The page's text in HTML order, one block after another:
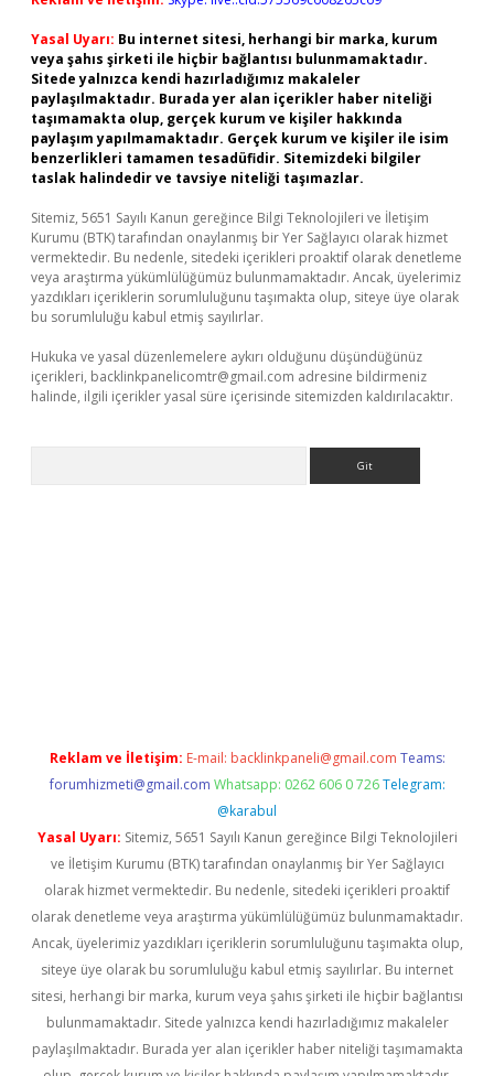
Yasal Uyarı: Bu internet sitesi, herhangi bir marka, kurum
veya şahıs şirketi ile hiçbir bağlantısı bulunmamaktadır.
Sitede yalnızca kendi hazırladığımız makaleler
paylaşılmaktadır. Burada yer alan içerikler haber niteliği
taşımamakta olup, gerçek kurum ve kişiler hakkında
paylaşım yapılmamaktadır. Gerçek kurum ve kişiler ile isim
benzerlikleri tamamen tesadüfidir. Sitemizdeki bilgiler
taslak halindedir ve tavsiye niteliği taşımazlar.
Sitemiz, 5651 Sayılı Kanun gereğince Bilgi Teknolojileri ve İletişim
Kurumu (BTK) tarafından onaylanmış bir Yer Sağlayıcı olarak hizmet
vermektedir. Bu nedenle, sitedeki içerikleri proaktif olarak denetleme
veya araştırma yükümlülüğümüz bulunmamaktadır. Ancak, üyelerimiz
yazdıkları içeriklerin sorumluluğunu taşımakta olup, siteye üye olarak
bu sorumluluğu kabul etmiş sayılırlar.
Hukuka ve yasal düzenlemelere aykırı olduğunu düşündüğünüz
içerikleri, backlinkpanelicomtr@gmail.com adresine bildirmeniz
halinde, ilgili içerikler yasal süre içerisinde sitemizden kaldırılacaktır.
Reklam ve İletişim: E-mail: backlinkpaneli@gmail.com Teams:
forumhizmeti@gmail.com Whatsapp: 0262 606 0 726 Telegram:
@karabul
Yasal Uyarı: Sitemiz, 5651 Sayılı Kanun gereğince Bilgi Teknolojileri
ve İletişim Kurumu (BTK) tarafından onaylanmış bir Yer Sağlayıcı
olarak hizmet vermektedir. Bu nedenle, sitedeki içerikleri proaktif
olarak denetleme veya araştırma yükümlülüğümüz bulunmamaktadır.
Ancak, üyelerimiz yazdıkları içeriklerin sorumluluğunu taşımakta olup,
siteye üye olarak bu sorumluluğu kabul etmiş sayılırlar. Bu internet
sitesi, herhangi bir marka, kurum veya şahıs şirketi ile hiçbir bağlantısı
bulunmamaktadır. Sitede yalnızca kendi hazırladığımız makaleler
paylaşılmaktadır. Burada yer alan içerikler haber niteliği taşımamakta